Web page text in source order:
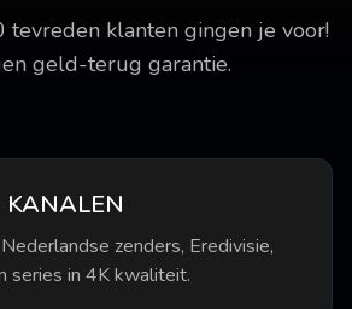
tevreden klanten gingen je voor!
geld-terug garantie.
KANALEN
zenders, Eredivisie,
series in 4K kwaliteit.